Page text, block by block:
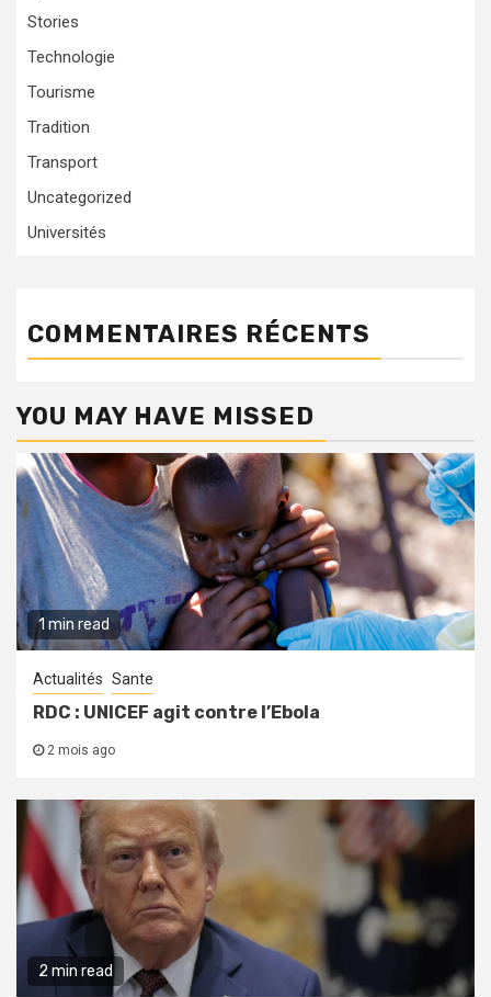
Stories
Technologie
Tourisme
Tradition
Transport
Uncategorized
Universités
COMMENTAIRES RÉCENTS
YOU MAY HAVE MISSED
1 min read
Actualités Sante
RDC : UNICEF agit contre l’Ebola
2 mois ago
2 min read